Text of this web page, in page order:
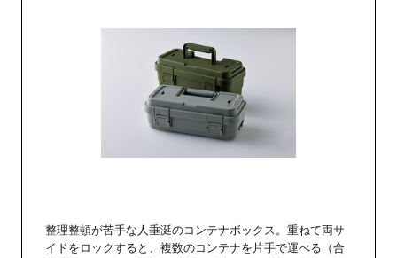
整理整頓が苦手な人垂涎のコンテナボックス。重ねて両サ
イドをロックすると、複数のコンテナを片手で運べる（合